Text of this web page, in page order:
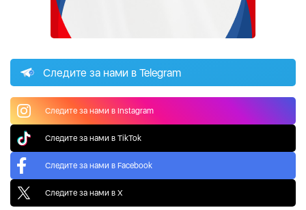
Следите за нами в Telegram
Следите за нами в Instagram
Следите за нами в TikTok
Следите за нами в Facebook
Следите за нами в X